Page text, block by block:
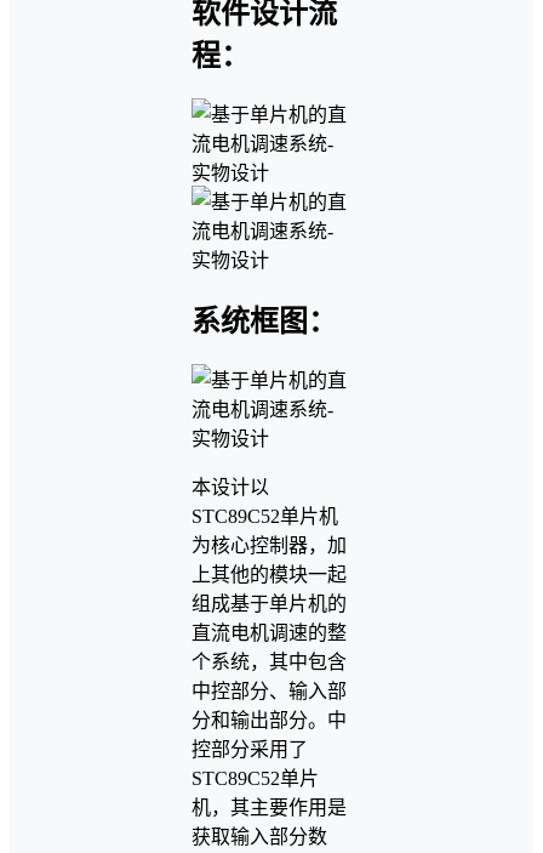
软件设计流
程：
系统框图：
本设计以
STC89C52单片机
为核心控制器，加
上其他的模块一起
组成基于单片机的
直流电机调速的整
个系统，其中包含
中控部分、输入部
分和输出部分。中
控部分采用了
STC89C52单片
机，其主要作用是
获取输入部分数